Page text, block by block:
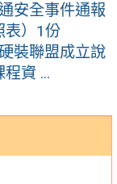
安全事件通報
表）1份
裝聯盟成立說
資 ...